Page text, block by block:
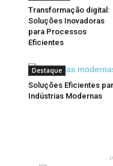
Transformação digital:
Soluções Inovadoras
para Processos
Eficientes
Destaque
Soluções Eficientes
Indústrias Modernas
-